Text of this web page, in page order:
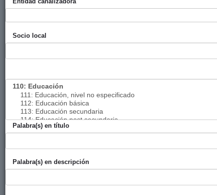
Socio local
Palabra(s) en título
Palabra(s) en descripción
rehabilitación y
uso terapéutico del
discapacidad
intelectual y
problemas de
salud mental
de Zarautz
Reforzando el
calidad a la
Togo
Ayuntamiento
PROYDE-